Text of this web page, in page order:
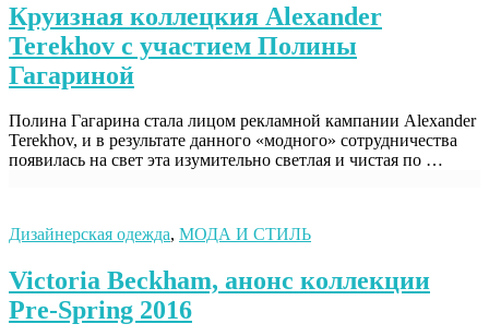
Круизная коллецкия Alexander
Terekhov с участием Полины
Гагариной
Полина Гагарина стала лицом рекламной кампании Alexander
Terekhov, и в результате данного «модного» сотрудничества
появилась на свет эта изумительно светлая и чистая по …
Дизайнерская одежда, МОДА И СТИЛЬ
Victoria Beckham, анонс коллекции
Pre-Spring 2016